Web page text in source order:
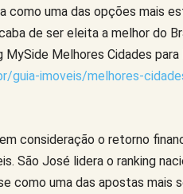
como uma das opções mais
de ser eleita a melhor do
MySide Melhores Cidades
guia-imoveis/melhores-
consideração o retorno
São José lidera o ranking
como uma das apostas mais